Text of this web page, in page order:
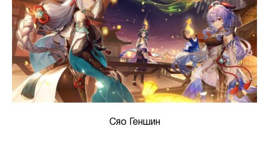
Сяо Геншин